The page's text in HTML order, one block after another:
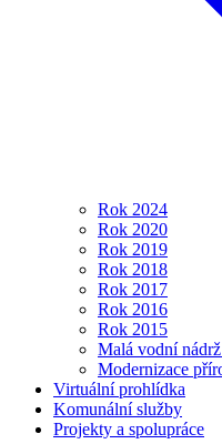
Rok 2024
Rok 2020
Rok 2019
Rok 2018
Rok 2017
Rok 2016
Rok 2015
Malá vodní
Modernizace
Virtuální prohlídka
Komunální služby
Projekty a spolupráce